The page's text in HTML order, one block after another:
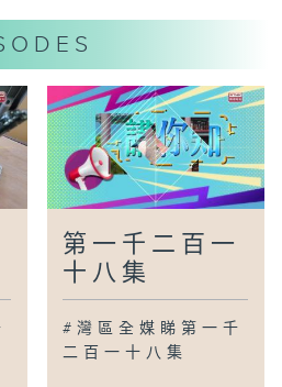
果拓寬村民增收路徑
」出巨幅畫卷
年出入境已破1000萬人
美妝選品中心
撼北京觀眾
斗門「拜師」體驗非遺文
第一千二百一
十八集
#灣區全媒睇第一千
二百一十八集